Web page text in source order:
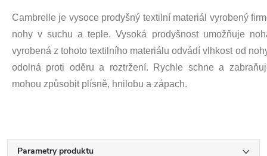
Cambrelle je vysoce prodyšný textilní materiál vyrobený
nohy v suchu a teple. Vysoká prodyšnost umožňuje
vyrobená z tohoto textilního materiálu odvádí vlhkost od
odolná proti oděru a roztržení. Rychle schne a
mohou způsobit plísně, hnilobu a zápach.
Parametry produktu